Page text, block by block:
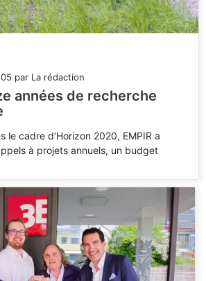
par La rédaction
années de recherche
le cadre d’Horizon 2020, EMPIR a
à projets annuels, un budget